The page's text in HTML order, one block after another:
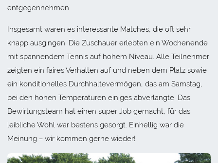
entgegennehmen.
Insgesamt waren es interessante Matches, die oft sehr
knapp ausgingen. Die Zuschauer erlebten ein Wochenende
mit spannendem Tennis auf hohem Niveau. Alle Teilnehmer
zeigten ein faires Verhalten auf und neben dem Platz sowie
ein konditionelles Durchhaltevermögen, das am Samstag,
bei den hohen Temperaturen einiges abverlangte. Das
Bewirtungsteam hat einen super Job gemacht, für das
leibliche Wohl war bestens gesorgt. Einhellig war die
Meinung – wir kommen gerne wieder!